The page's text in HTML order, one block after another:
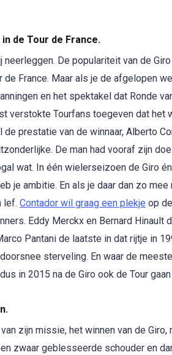
de Tour de France.
neerleggen. De populariteit van de
de France. Maar als je de afgelopen
en het spektakel dat Ronde
verstokte Tourfans toegeven dat het
prestatie van de winnaar, Alberto
De man had vooraf zijn
wat. In één wielerseizoen de Giro
je ambitie. En als je daar dan zo
lef. Contador wil graag een plekje op
Eddy Merckx en Bernard Hinault
Pantani de laatste in dat rijtje in
sterveling. En waar de
in 2015 na de Giro ook de Tour
zijn missie, het winnen van de
zwaar geblesseerde schouder en